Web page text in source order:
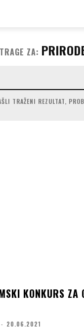
ZA:
TRAŽENI REZULTAT,
KONKURS ZA
- 20.06.2021